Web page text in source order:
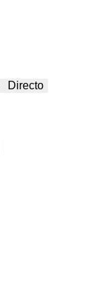
Directo